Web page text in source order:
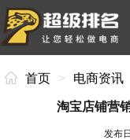
首页 > 电商资讯
淘宝店铺营
发布